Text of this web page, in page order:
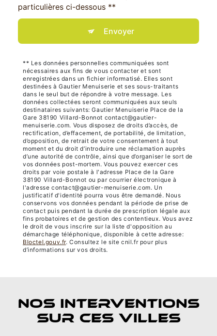
particulières ci-dessous **
Envoyer
** Les données personnelles communiquées sont
nécessaires aux fins de vous contacter et sont
enregistrées dans un fichier informatisé. Elles sont
destinées à Gautier Menuiserie et ses sous-traitants
dans le seul but de répondre à votre message. Les
données collectées seront communiquées aux seuls
destinataires suivants: Gautier Menuiserie Place de la
Gare 38190 Villard-Bonnot contact@gautier-
menuiserie.com. Vous disposez de droits d’accès, de
rectification, d’effacement, de portabilité, de limitation,
d’opposition, de retrait de votre consentement à tout
moment et du droit d’introduire une réclamation auprès
d’une autorité de contrôle, ainsi que d’organiser le sort de
vos données post-mortem. Vous pouvez exercer ces
droits par voie postale à l'adresse Place de la Gare
38190 Villard-Bonnot ou par courrier électronique à
l'adresse contact@gautier-menuiserie.com. Un
justificatif d'identité pourra vous être demandé. Nous
conservons vos données pendant la période de prise de
contact puis pendant la durée de prescription légale aux
fins probatoires et de gestion des contentieux. Vous avez
le droit de vous inscrire sur la liste d'opposition au
démarchage téléphonique, disponible à cette adresse:
Bloctel.gouv.fr. Consultez le site cnil.fr pour plus
d’informations sur vos droits.
NOS INTERVENTIONS
SUR CES VILLES